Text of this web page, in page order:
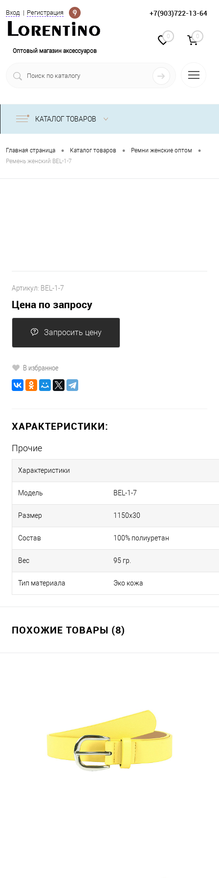
Вход Регистрация
Определение +7(903)722-13-64
0 0
Оптовый магазин аксессуаров
КАТАЛОГ ТОВАРОВ
Главная страница • Каталог товаров • Ремни женские оптом •
Ремень женский BEL-1-7
Артикул: BEL-1-7
Цена по запросу
Запросить цену
В избранное
ХАРАКТЕРИСТИКИ:
Прочие
Характеристики
Модель BEL-1-7
Размер 1150x30
Состав 100% полиуретан
Вес 95 гр.
Тип материала Эко кожа
ПОХОЖИЕ ТОВАРЫ (8)